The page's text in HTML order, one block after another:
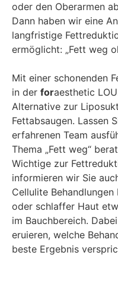
oder den Oberarmen
Dann haben wir eine
langfristige
ermöglicht: „Fett weg
Mit einer schonenden
in der foraesthetic
Alternative zur
Fettabsaugen. Lassen
erfahrenen Team
Thema „Fett weg“
Wichtige zur
informieren wir Sie
Cellulite
oder schlaffer Haut
im Bauchbereich.
eruieren, welche
beste Ergebnis